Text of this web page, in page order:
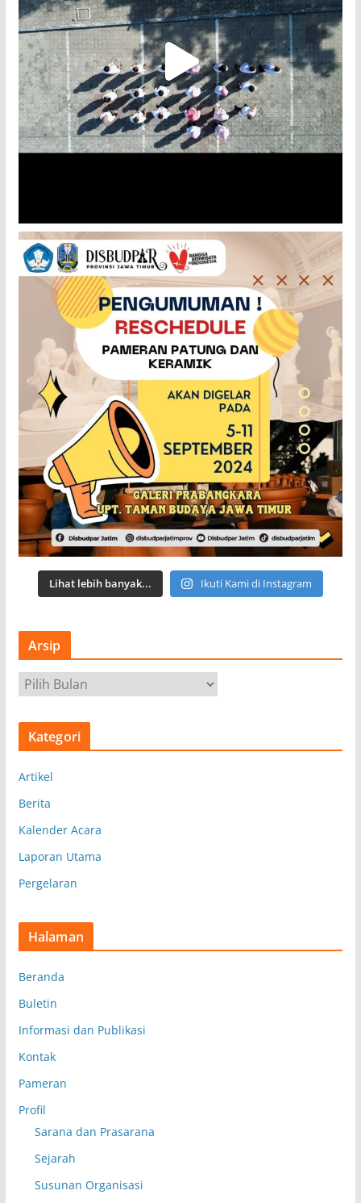
Lihat lebih banyak... Ikuti Kami di Instagram
Arsip
r
s
Kategori
Artikel
Berita
Kalender Acara
Laporan Utama
Pergelaran
Halaman
Beranda
Buletin
Informasi dan Publikasi
Kontak
Pameran
Profil
Sarana dan Prasarana
Sejarah
Susunan Organisasi